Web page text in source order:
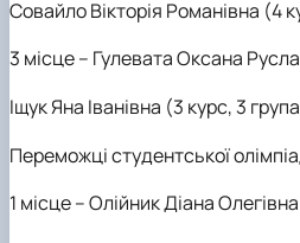
Совайло Вікторія Романівна (4
3 місце– Гулевата Оксана
Іщук Яна Іванівна (3 курс, 3
Переможці студентської
1 місце – Олійник Діана Олегівна